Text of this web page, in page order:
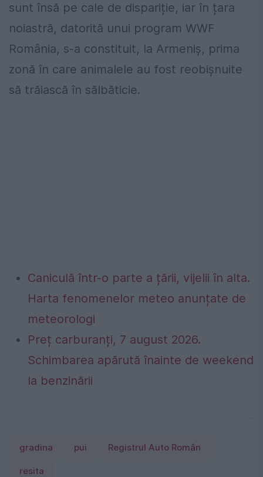
sunt însă pe cale de dispariție, iar în țara
noiastră, datorită unui program WWF
România, s-a constituit, la Armeniș, prima
zonă în care animalele au fost reobișnuite
să trăiască în sălbăticie.
Caniculă într-o parte a țării, vijelii în alta.
Harta fenomenelor meteo anunțate de
meteorologi
Preț carburanți, 7 august 2026.
Schimbarea apărută înainte de weekend
la benzinării
gradina pui Registrul Auto Român
resita